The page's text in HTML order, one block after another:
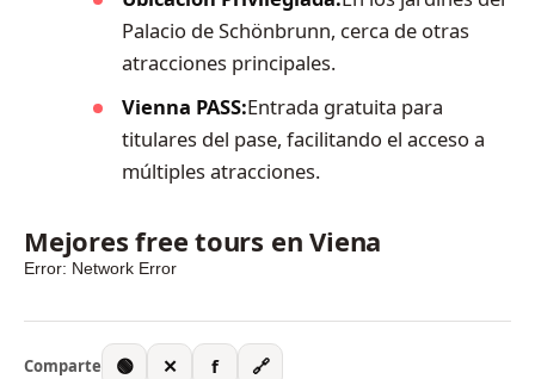
Palacio de Schönbrunn, cerca de otras
atracciones principales.
Vienna PASS:Entrada gratuita para
titulares del pase, facilitando el acceso a
múltiples atracciones.
Mejores free tours en Viena
Comparte 🟢 ✕ f 🔗